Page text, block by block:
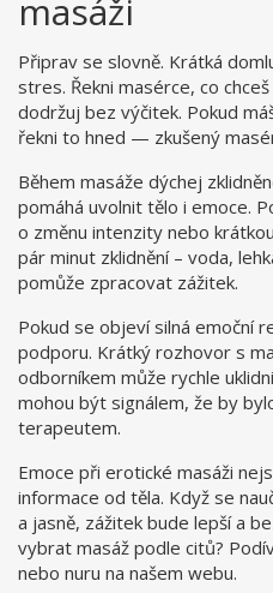
masáži
Připrav se slovně. Krátká
stres. Řekni masérce, co
dodržuj bez výčitek. Pokud
řekni to hned — zkušený
Během masáže dýchej
pomáhá uvolnit tělo i emoce.
o změnu intenzity nebo
pár minut zklidnění – voda,
pomůže zpracovat zážitek.
Pokud se objeví silná emoční
podporu. Krátký rozhovor s
odborníkem může rychle
mohou být signálem, že by
terapeutem.
Emoce při erotické masáži
informace od těla. Když se
a jasně, zážitek bude lepší a
vybrat masáž podle citů?
nebo nuru na našem webu.